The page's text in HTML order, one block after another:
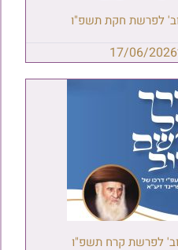
לפרשת חקת תשפ"ו
17/06/2026
לפרשת קרח תשפ"ו